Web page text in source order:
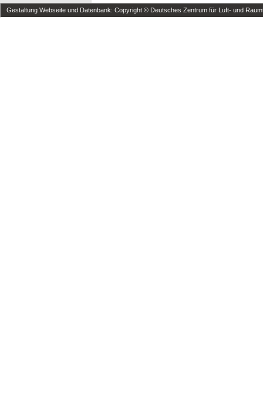
Gestaltung Webseite und Datenbank: Copyright © Deutsches Zentrum für Luft- und